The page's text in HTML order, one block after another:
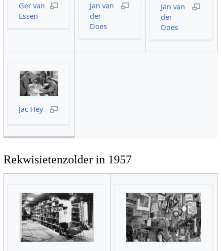
Ger van
Essen
Jan van
der
Does
Jan van
der
Does
Jac Hey
Rekwisietenzolder in 1957